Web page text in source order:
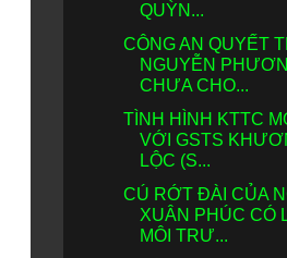
QUỲN...
CÔNG AN QUYẾT
NGUYỄN
CHƯA CHO...
TÌNH HÌNH KTTC
VỚI GSTS
LỘC (S...
CÚ RỚT ĐÀI CỦA
XUÂN PHÚC CÓ
MÔI TRƯ...